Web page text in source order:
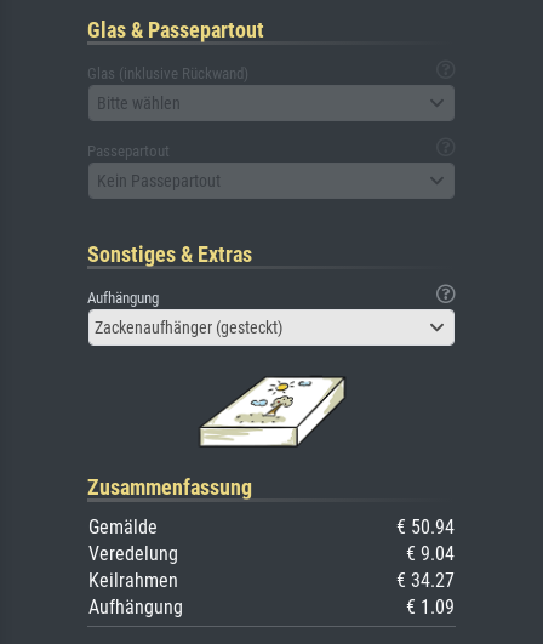
Glas & Passepartout
Glas (inklusive Rückwand)
Bitte wählen
Passepartout
Kein Passepartout
Sonstiges & Extras
Aufhängung
Zackenaufhänger (gesteckt)
Zusammenfassung
Gemälde
€ 50.94
Veredelung
€ 9.04
Keilrahmen
€ 34.27
Aufhängung
€ 1.09